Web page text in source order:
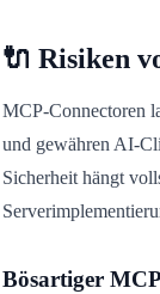
🔌 Risiken
MCP-Connectoren
und gewähren AI-
Sicherheit hängt
Bösartiger